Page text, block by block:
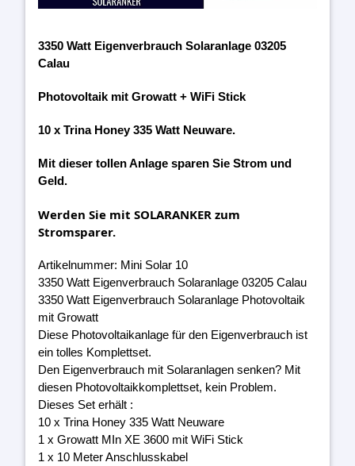
3350 Watt Eigenverbrauch Solaranlage 03205
Calau
Photovoltaik mit Growatt + WiFi Stick
10 x Trina Honey 335 Watt Neuware.
Mit dieser tollen Anlage sparen Sie Strom und
Geld.
Werden Sie mit SOLARANKER zum
Stromsparer.
Artikelnummer: Mini Solar 10
3350 Watt Eigenverbrauch Solaranlage 03205 Calau
3350 Watt Eigenverbrauch Solaranlage Photovoltaik
mit Growatt
Diese Photovoltaikanlage für den Eigenverbrauch ist
ein tolles Komplettset.
Den Eigenverbrauch mit Solaranlagen senken? Mit
diesen Photovoltaikkomplettset, kein Problem.
Dieses Set erhält :
10 x Trina Honey 335 Watt Neuware
1 x Growatt MIn XE 3600 mit WiFi Stick
1 x 10 Meter Anschlusskabel